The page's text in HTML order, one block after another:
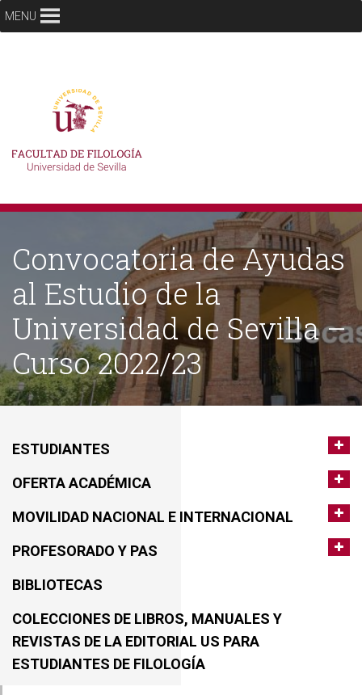
MENU
Convocatoria de Ayudas
al Estudio de la
Universidad de Sevilla –
Curso 2022/23
ESTUDIANTES
OFERTA ACADÉMICA
MOVILIDAD NACIONAL E INTERNACIONAL
PROFESORADO Y PAS
BIBLIOTECAS
COLECCIONES DE LIBROS, MANUALES Y
REVISTAS DE LA EDITORIAL US PARA
ESTUDIANTES DE FILOLOGÍA